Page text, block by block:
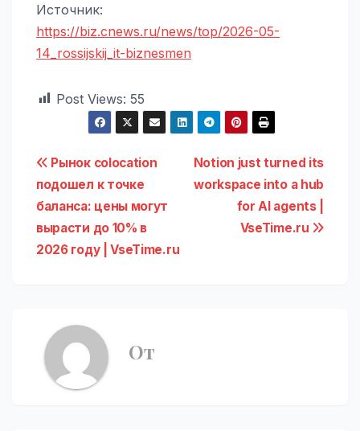
Источник:
https://biz.cnews.ru/news/top/2026-05-
14_rossijskij_it-biznesmen
Post Views: 55
Навигация
по
записям
Notion just turned its
workspace into a hub
for AI agents |
VseTime.ru
Рынок colocation
подошел к точке
баланса: цены могут
вырасти до 10% в
2026 году | VseTime.ru
От